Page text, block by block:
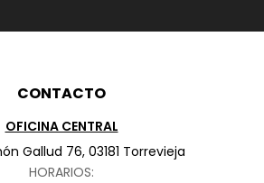
CONTACTO
OFICINA CENTRAL
Gallud 76, 03181 Torrevieja
HORARIOS: